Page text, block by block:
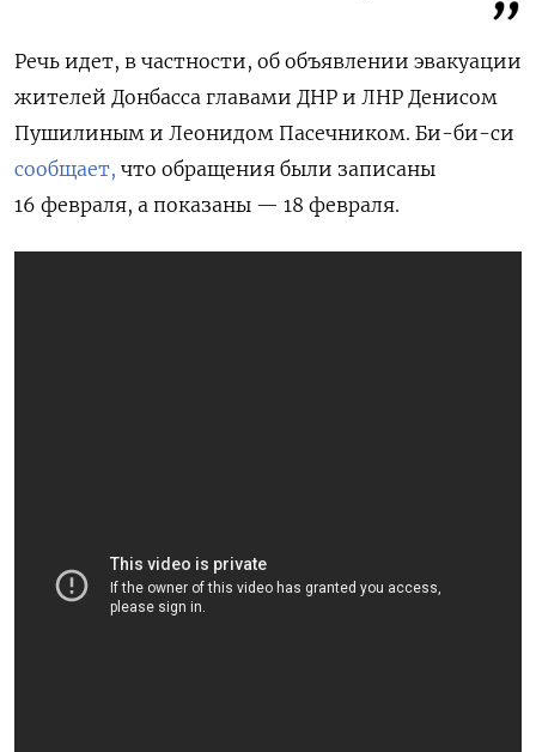
Речь идет, в частности, об объявлении эвакуации
жителей Донбасса главами ДНР и ЛНР Денисом
Пушилиным и Леонидом Пасечником. Би-би-си
сообщает, что обращения были записаны
16 февраля, а показаны — 18 февраля.